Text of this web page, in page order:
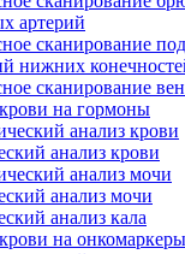
артерий
сканирование
нижних
сканирование
на гормоны
анализ крови
анализ крови
анализ мочи
анализ мочи
анализ кала
на онкомаркеры